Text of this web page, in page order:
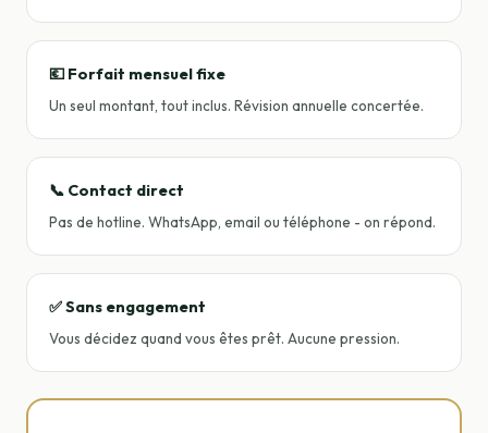
💶 Forfait mensuel fixe
Un seul montant, tout inclus. Révision annuelle concertée.
📞 Contact direct
Pas de hotline. WhatsApp, email ou téléphone - on répond.
✅ Sans engagement
Vous décidez quand vous êtes prêt. Aucune pression.